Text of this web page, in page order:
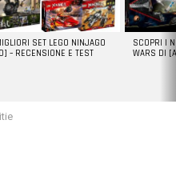
SET LEGO NINJAGO
– RECENSIONE E TEST
SCOPRI I
WARS DI